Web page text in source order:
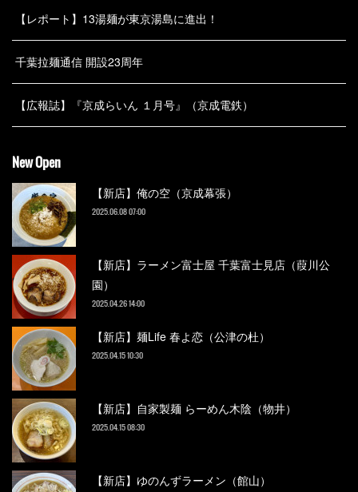
【レポート】13湯麺が東京湯島に進出！
千葉拉麺通信 開設23周年
【広報誌】『京成らいん １月号』（京成電鉄）
New Open
【新店】俺の空（京成幕張）
2025.06.08 07:00
【新店】ラーメン富士屋 千葉富士見店（葭川公
園）
2025.04.26 14:00
【新店】麺Life 春よ恋（公津の杜）
2025.04.15 10:30
【新店】自家製麺 らーめん木陰（物井）
2025.04.15 08:30
【新店】ゆのんずラーメン（館山）